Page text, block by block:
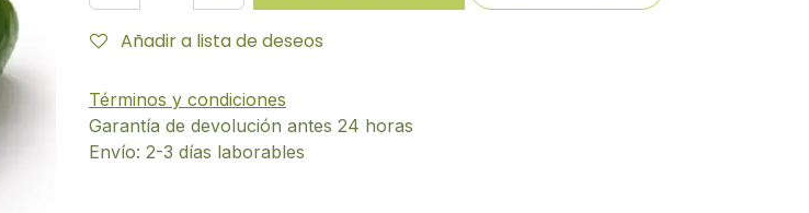
Añadir a lista de deseos
Términos y condiciones
Garantía de devolución antes 24 horas
Envío: 2-3 días laborables